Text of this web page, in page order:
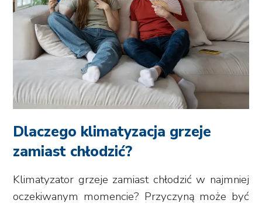
Dlaczego klimatyzacja grzeje
zamiast chłodzić?
Klimatyzator grzeje zamiast chłodzić w najmniej
oczekiwanym momencie? Przyczyną może być